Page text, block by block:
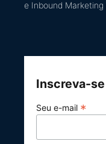
e Inbound Marketing
Inscreva-se
Seu e-mail *